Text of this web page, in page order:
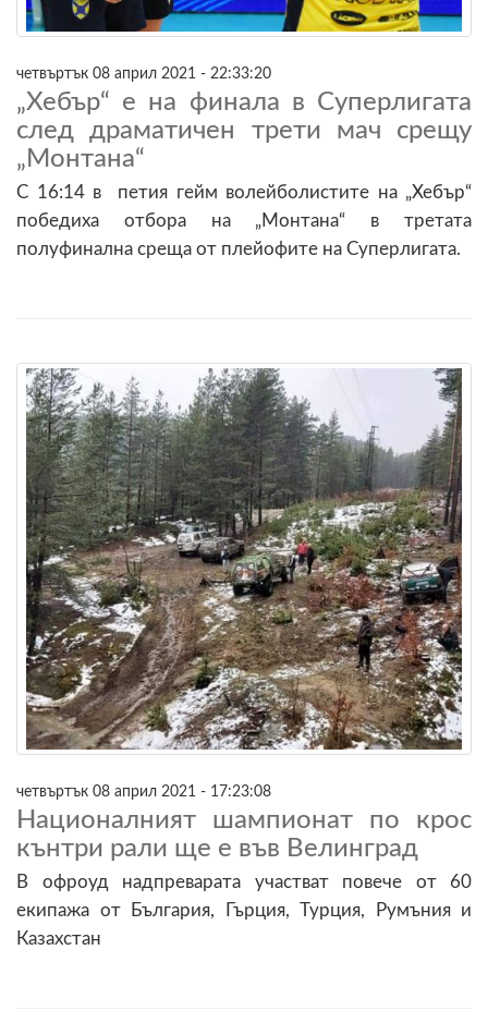
четвъртък 08 април 2021 - 22:33:20
„Хебър“ е на финала в Суперлигата
след драматичен трети мач срещу
„Монтана“
С 16:14 в петия гейм волейболистите на „Хебър“
победиха отбора на „Монтана“ в третата
полуфинална среща от плейофите на Суперлигата.
четвъртък 08 април 2021 - 17:23:08
Националният шампионат по крос
кънтри рали ще е във Велинград
В офроуд надпреварата участват повече от 60
екипажа от България, Гърция, Турция, Румъния и
Казахстан